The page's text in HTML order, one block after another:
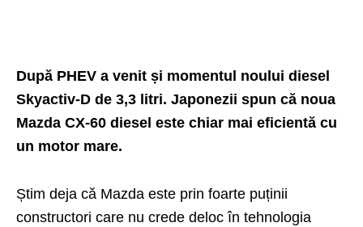
După PHEV a venit și momentul noului diesel
Skyactiv-D de 3,3 litri. Japonezii spun că noua
Mazda CX-60 diesel este chiar mai eficientă cu
un motor mare.
Știm deja că Mazda este prin foarte puținii
constructori care nu crede deloc în tehnologia